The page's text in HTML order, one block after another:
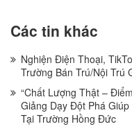
Các tin khác
Nghiện Điện Thoại,
Trường Bán Trú/Nội Trú
“Chất Lượng Thật –
Giảng Dạy Đột Phá
Tại Trường Hồng Đức